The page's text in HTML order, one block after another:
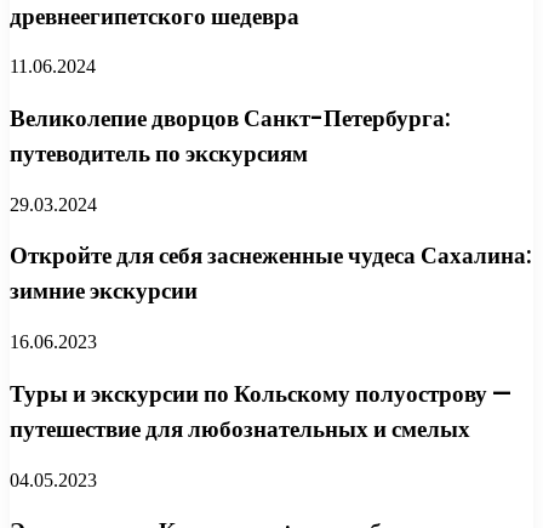
древнеегипетского шедевра
11.06.2024
Великолепие дворцов Санкт-Петербурга:
путеводитель по экскурсиям
29.03.2024
Откройте для себя заснеженные чудеса Сахалина:
зимние экскурсии
16.06.2023
Туры и экскурсии по Кольскому полуострову —
путешествие для любознательных и смелых
04.05.2023